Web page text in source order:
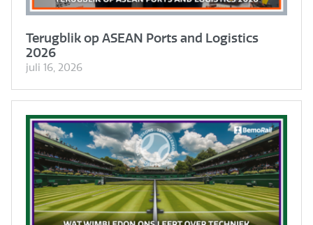
Terugblik op ASEAN Ports and Logistics
2026
juli 16, 2026